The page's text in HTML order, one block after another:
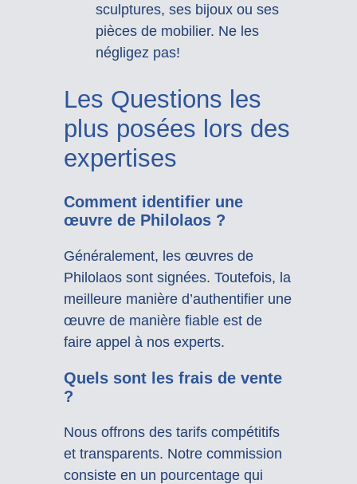
sculptures, ses bijoux ou ses
pièces de mobilier. Ne les
négligez pas!
Les Questions les
plus posées lors des
expertises
Comment identifier une
œuvre de Philolaos ?
Généralement, les œuvres de
Philolaos sont signées. Toutefois, la
meilleure manière d’authentifier une
œuvre de manière fiable est de
faire appel à nos experts.
Quels sont les frais de vente
?
Nous offrons des tarifs compétitifs
et transparents. Notre commission
consiste en un pourcentage qui